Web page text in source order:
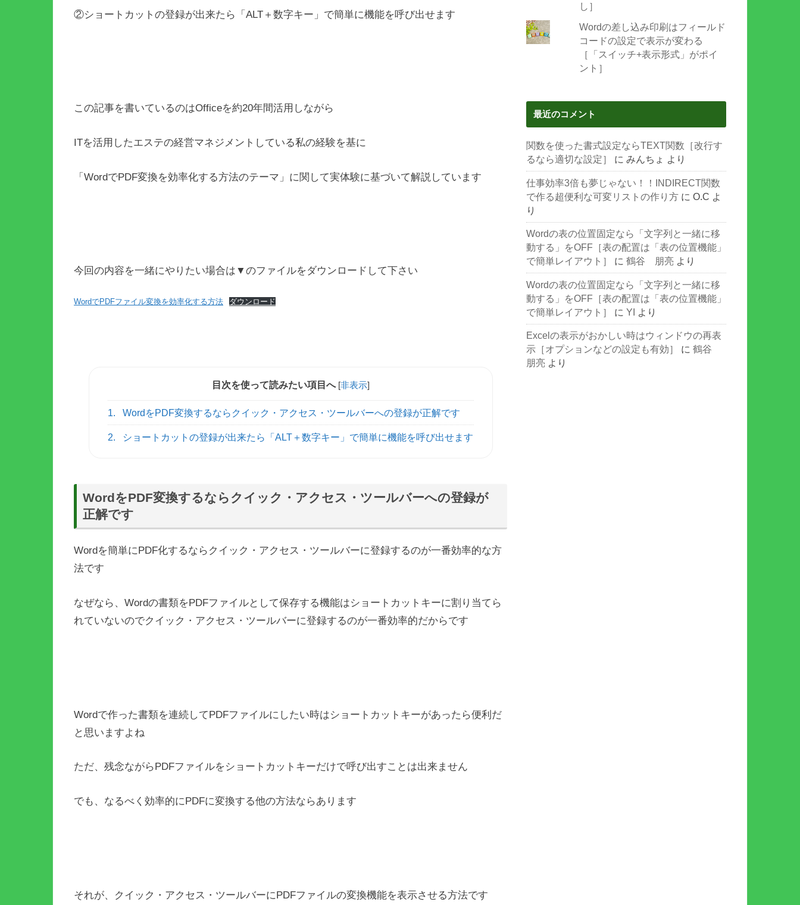
②ショートカットの登録が出来たら「ALT＋数字キー」で簡単に機能を呼び出せます
この記事を書いているのはOfficeを約20年間活用しながら
ITを活用したエステの経営マネジメントしている私の経験を基に
「WordでPDF変換を効率化する方法のテーマ」に関して実体験に基づいて解説しています
今回の内容を一緒にやりたい場合は▼のファイルをダウンロードして下さい
WordでPDFファイル変換を効率化する方法 ダウンロード
目次を使って読みたい項目へ [非表示]
1. WordをPDF変換するならクイック・アクセス・ツールバーへの登録が正解です
2. ショートカットの登録が出来たら「ALT＋数字キー」で簡単に機能を呼び出せます
WordをPDF変換するならクイック・アクセス・ツールバーへの登録が
正解です
Wordを簡単にPDF化するならクイック・アクセス・ツールバーに登録するのが一番効率的な方
法です
なぜなら、Wordの書類をPDFファイルとして保存する機能はショートカットキーに割り当てら
れていないのでクイック・アクセス・ツールバーに登録するのが一番効率的だからです
Wordで作った書類を連続してPDFファイルにしたい時はショートカットキーがあったら便利だ
と思いますよね
ただ、残念ながらPDFファイルをショートカットキーだけで呼び出すことは出来ません
でも、なるべく効率的にPDFに変換する他の方法ならあります
それが、クイック・アクセス・ツールバーにPDFファイルの変換機能を表示させる方法です
し］
Wordの差し込み印刷はフィールド
コードの設定で表示が変わる
［「スイッチ+表示形式」がポイ
ント］
最近のコメント
関数を使った書式設定ならTEXT関数［改行す
るなら適切な設定］
に みんちょ より
仕事効率3倍も夢じゃない！！INDIRECT関数
で作る超便利な可変リストの作り方 に O.C よ
り
Wordの表の位置固定なら「文字列と一緒に移
動する」をOFF［表の配置は「表の位置機能」
で簡単レイアウト］
に 鶴谷 朋亮 より
Wordの表の位置固定なら「文字列と一緒に移
動する」をOFF［表の配置は「表の位置機能」
で簡単レイアウト］
に YI より
Excelの表示がおかしい時はウィンドウの再表
示［オプションなどの設定も有効］
に 鶴谷
朋亮 より